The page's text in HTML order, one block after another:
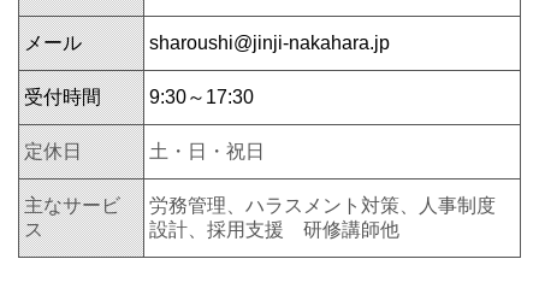
メール sharoushi@jinji-nakahara.jp
受付時間 9:30～17:30
定休日 土・日・祝日
主なサービ
ス
労務管理、ハラスメント対策、人事制度
設計、採用支援 研修講師他